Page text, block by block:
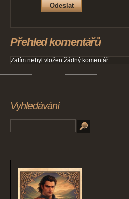
Přehled komentářů
Zatím nebyl vložen žádný komentář
Vyhledávání